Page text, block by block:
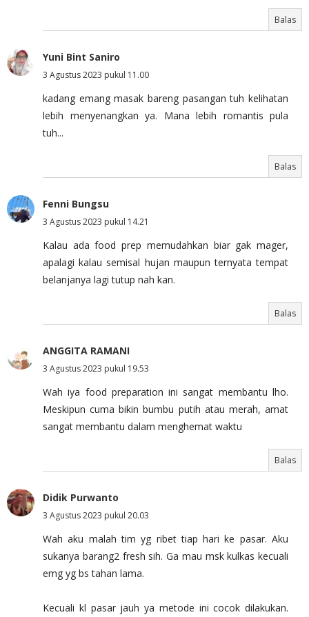
Balas
Yuni Bint Saniro
3 Agustus 2023 pukul 11.00
kadang emang masak bareng pasangan tuh kelihatan
lebih menyenangkan ya. Mana lebih romantis pula
tuh...
Balas
Fenni Bungsu
3 Agustus 2023 pukul 14.21
Kalau ada food prep memudahkan biar gak mager,
apalagi kalau semisal hujan maupun ternyata tempat
belanjanya lagi tutup nah kan.
Balas
ANGGITA RAMANI
3 Agustus 2023 pukul 19.53
Wah iya food preparation ini sangat membantu lho.
Meskipun cuma bikin bumbu putih atau merah, amat
sangat membantu dalam menghemat waktu
Balas
Didik Purwanto
3 Agustus 2023 pukul 20.03
Wah aku malah tim yg ribet tiap hari ke pasar. Aku
sukanya barang2 fresh sih. Ga mau msk kulkas kecuali
emg yg bs tahan lama.
Kecuali kl pasar jauh ya metode ini cocok dilakukan.